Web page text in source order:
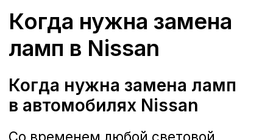
перепады яркости при
изменении нагрузки двигателя;
индикатор неисправности фар
на приборной панели;
заметное изменение оттенка
(жёлтый вместо белого).
этих симптомов, не откладывайте